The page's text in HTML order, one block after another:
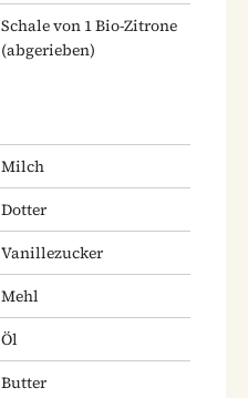
Schale von 1 Bio-Zitrone
(abgerieben)
Milch
Dotter
Vanillezucker
Mehl
Öl
Butter